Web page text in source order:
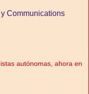
Communications
autónomas, ahora en